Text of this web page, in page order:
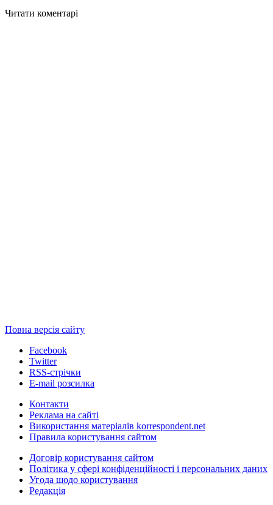
Читати коментарі
Повна версія сайту
Facebook
Twitter
RSS-стрічки
E-mail розсилка
Контакти
Реклама на сайті
Використання матеріалів korrespondent.net
Правила користування сайтом
Договір користування сайтом
Політика у сфері конфіденційності і персональних даних
Угода щодо користування
Редакція